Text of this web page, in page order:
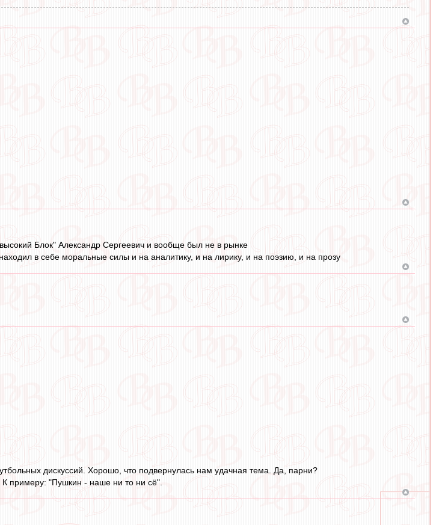
Блок" Александр Сергеевич и вообще был не в рынке
в себе моральные силы и на аналитику, и на лирику, и на поэзию, и на прозу
дискуссий. Хорошо, что подвернулась нам удачная тема. Да, парни?
примеру: "Пушкин - наше ни то ни сё".